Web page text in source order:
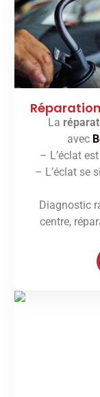
La
avec
– L’éclat est
– L’éclat se
Diagnostic
centre,